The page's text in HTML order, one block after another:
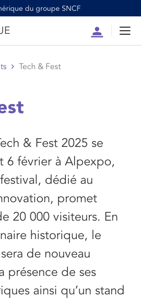
du groupe SNCF
Compte
Tech & Fest
& Fest 2025 se
6 février à Alpexpo,
dédié au
promet
20 000 visiteurs. En
historique, le
de nouveau
présence de ses
ainsi qu’un stand